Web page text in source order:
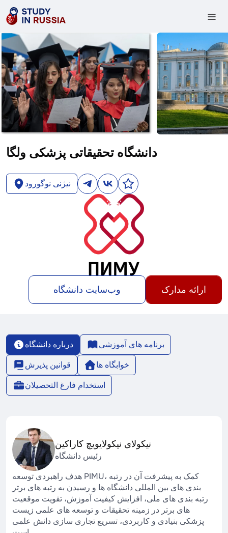
دانشگاه تحقیقاتی پزشکی ولگا
نیژنی نوگورود
وب‌سایت دانشگاه ارائه مدارک
درباره دانشگاه
برنامه های آموزشی
قوانین پذیرش
خوابگاه ها
استخدام فارغ التحصیلان
نیکولای نیکولایویچ کاراکین
رئیس دانشگاه
هدف راهبردی توسعه PIMU، کمک به پیشرفت آن در رتبه
بندی های بین المللی دانشگاه ها و رسیدن به رتبه های برتر
رتبه بندی های ملی، افزایش کیفیت آموزش، تقویت موقعیت
های برتر در زمینه تحقیقات و توسعه های علمی زیست
پزشکی بنیادی و کاربردی، تسریع تجاری سازی دانش علمی